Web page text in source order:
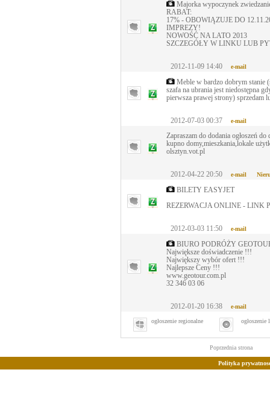
Majorka wypoczynek
RABAT:
17% - OBOWIĄZUJE DO
IMPREZY!
NOWOŚĆ NA LATO 2013
SZCZEGÓŁY W LINKU LUB
2012-11-09 14:40 e-mail
Meble w bardzo dobrym stanie
szafa na ubrania jest niedostępna
pierwsza prawej strony) sprzedam
2012-07-03 00:37 e-mail
Zapraszam do dodania ogłoszeń
kupno domy,mieszkania,lokale
olsztyn.vot.pl
2012-04-22 20:50 e-mail
BILETY EASYJET
REZERWACJA ONLINE - LINK
2012-03-03 11:50 e-mail
BIURO PODRÓŻY
Największe doświadczenie !!!
Największy wybór ofert !!!
Najlepsze Ceny !!!
www.geotour.com.pl
32 346 03 06
2012-01-20 16:38 e-mail
ogłoszenie regionalne ogłoszenie
Poprzednia strona
Polityka